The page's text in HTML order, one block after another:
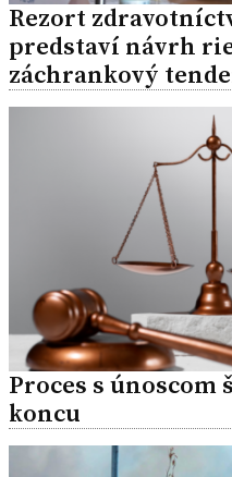
Rezort
predstaví návrh
záchrankový
Proces s
koncu